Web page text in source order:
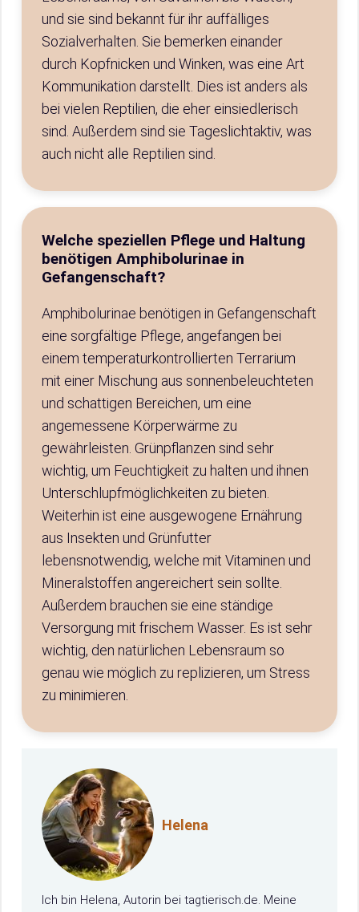
und sie sind bekannt für ihr auffälliges
Sozialverhalten. Sie bemerken einander
durch Kopfnicken und Winken, was eine Art
Kommunikation darstellt. Dies ist anders als
bei vielen Reptilien, die eher einsiedlerisch
sind. Außerdem sind sie Tageslichtaktiv, was
auch nicht alle Reptilien sind.
Welche speziellen Pflege und Haltung
benötigen Amphibolurinae in
Gefangenschaft?
Amphibolurinae benötigen in Gefangenschaft
eine sorgfältige Pflege, angefangen bei
einem temperaturkontrollierten Terrarium
mit einer Mischung aus sonnenbeleuchteten
und schattigen Bereichen, um eine
angemessene Körperwärme zu
gewährleisten. Grünpflanzen sind sehr
wichtig, um Feuchtigkeit zu halten und ihnen
Unterschlupfmöglichkeiten zu bieten.
Weiterhin ist eine ausgewogene Ernährung
aus Insekten und Grünfutter
lebensnotwendig, welche mit Vitaminen und
Mineralstoffen angereichert sein sollte.
Außerdem brauchen sie eine ständige
Versorgung mit frischem Wasser. Es ist sehr
wichtig, den natürlichen Lebensraum so
genau wie möglich zu replizieren, um Stress
zu minimieren.
Helena
Ich bin Helena, Autorin bei tagtierisch.de. Meine